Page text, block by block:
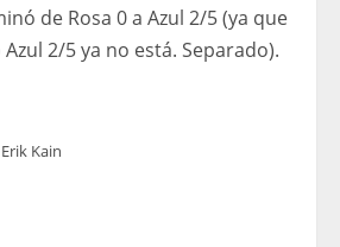
de Rosa 0 a Azul 2/5 (ya que
2/5 ya no está. Separado).
Kain